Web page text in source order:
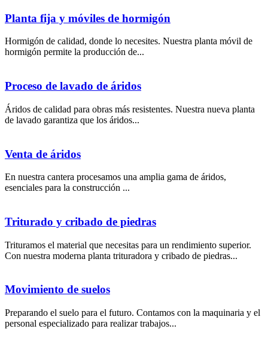
Planta fija y móviles de hormigón
Hormigón de calidad, donde lo necesites. Nuestra planta móvil de
hormigón permite la producción de...
Proceso de lavado de áridos
Áridos de calidad para obras más resistentes. Nuestra nueva planta
de lavado garantiza que los áridos...
Venta de áridos
En nuestra cantera procesamos una amplia gama de áridos,
esenciales para la construcción ...
Triturado y cribado de piedras
Trituramos el material que necesitas para un rendimiento superior.
Con nuestra moderna planta trituradora y cribado de piedras...
Movimiento de suelos
Preparando el suelo para el futuro. Contamos con la maquinaria y el
personal especializado para realizar trabajos...